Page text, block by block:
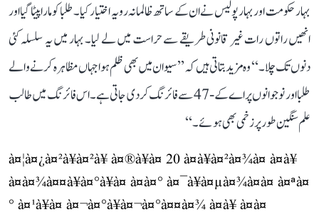
بہار حکومت اور بہار پولیس نے ان کے ساتھ ظالمانہ رویہ اختیار کیا۔ طلبا کو مارا پیٹا گیا اور
انھیں راتوں رات غیر قانونی طریقے سے حراست میں لے لیا۔ بہار میں یہ سلسلہ کئی
دنوں تک چلا۔‘‘ وہ مزید بتاتی ہیں کہ ’’سیوان میں بھی ظلم ہوا جہاں مظاہرہ کرنے والے
طلبا اور نوجوانوں پر اے کے-47 سے فائرنگ کر دی جاتی ہے۔ اس فائرنگ میں طالب
علم سنگین طور پر زخمی بھی ہوئے۔‘‘
à¤¦à¤¿à¤²à¥à¤²à¥ à¤®à¥à¤ 20 à¤à¥à¤²à¤¾à¤ à¤à¥
à¤à¤¾à¤¤à¥à¤°à¥à¤ à¤à¤° à¤¯à¥à¤µà¤¾à¤à¤ à¤ªà¤
° à¤¹à¥à¤ à¤¬à¤°à¥à¤¬à¤°à¤¤à¤¾ à¤à¥ à¤à¤